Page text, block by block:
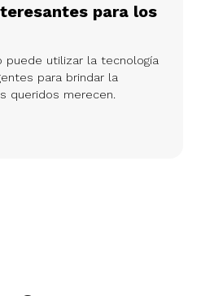
para los
puede utilizar la tecnología
para brindar la
queridos merecen.